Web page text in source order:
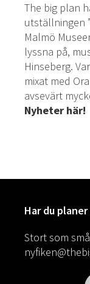
The big plan
utställningen
Malmö
lyssna på,
Hinseberg.
mixat med
avsevärt
Nyheter här!
Har du
Stort som